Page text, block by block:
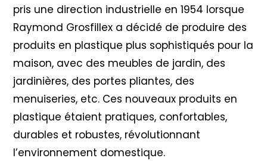
pris une direction industrielle en 1954 lorsque
Raymond Grosfillex a décidé de produire des
produits en plastique plus sophistiqués pour la
maison, avec des meubles de jardin, des
jardinières, des portes pliantes, des
menuiseries, etc. Ces nouveaux produits en
plastique étaient pratiques, confortables,
durables et robustes, révolutionnant
l’environnement domestique.